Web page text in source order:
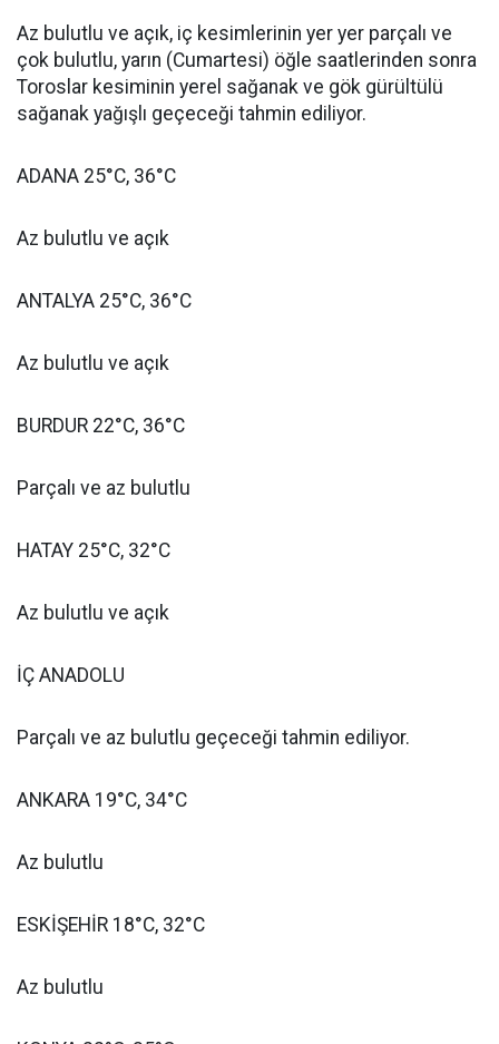
Az bulutlu ve açık, iç kesimlerinin yer yer parçalı ve
çok bulutlu, yarın (Cumartesi) öğle saatlerinden sonra
Toroslar kesiminin yerel sağanak ve gök gürültülü
sağanak yağışlı geçeceği tahmin ediliyor.
ADANA 25°C, 36°C
Az bulutlu ve açık
ANTALYA 25°C, 36°C
Az bulutlu ve açık
BURDUR 22°C, 36°C
Parçalı ve az bulutlu
HATAY 25°C, 32°C
Az bulutlu ve açık
İÇ ANADOLU
Parçalı ve az bulutlu geçeceği tahmin ediliyor.
ANKARA 19°C, 34°C
Az bulutlu
ESKİŞEHİR 18°C, 32°C
Az bulutlu